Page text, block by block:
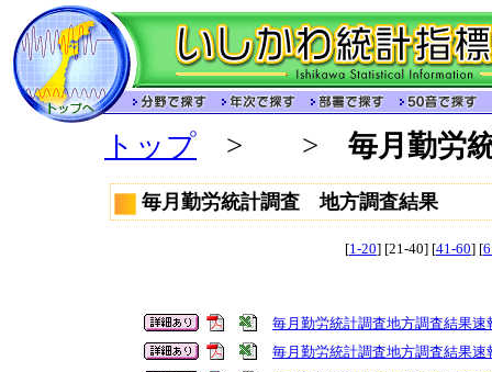
トップ > > 毎月勤労
毎月勤労統計調査 地方調査結果
[1-20] [21-40] [41-60] [
毎月勤労統計調査地方調査結果速
毎月勤労統計調査地方調査結果速